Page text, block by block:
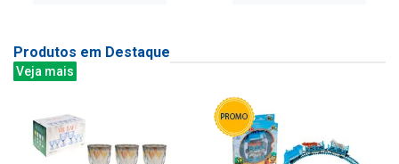
Produtos em Destaque
Veja mais